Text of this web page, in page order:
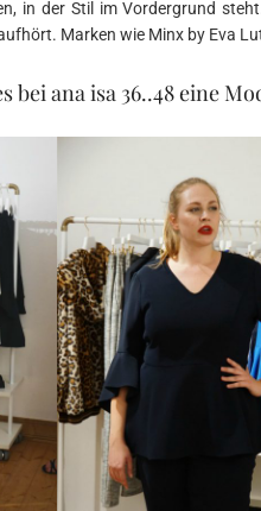
in der Stil im Vordergrund
Marken wie Minx by Eva
bei ana isa 36..48 eine